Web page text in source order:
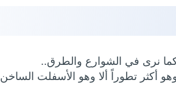
كما نرى في الشوارع والطرق..
أكثر تطوراً ألا وهو الأسفلت الساخن